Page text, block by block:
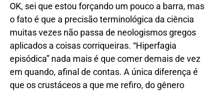
OK, sei que estou forçando um pouco a barra, mas
o fato é que a precisão terminológica da ciência
muitas vezes não passa de neologismos gregos
aplicados a coisas corriqueiras. “Hiperfagia
episódica” nada mais é que comer demais de vez
em quando, afinal de contas. A única diferença é
que os crustáceos a que me refiro, do gênero